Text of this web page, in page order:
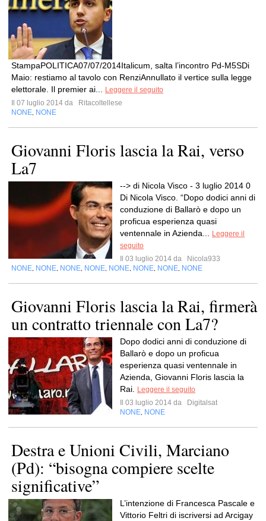
StampaPOLITICA07/07/2014Italicum, salta l’incontro Pd-M5SDi
Maio: restiamo al tavolo con RenziAnnullato il vertice sulla legge
elettorale. Il premier ai...
Leggere il seguito
Il 07 luglio 2014 da
Ritacoltellese
NONE NONE
Giovanni Floris lascia la Rai, verso
La7
--> di Nicola Visco - 3 luglio 2014 0
Di Nicola Visco. “Dopo dodici anni di
conduzione di Ballarò e dopo un
proficua esperienza quasi
ventennale in Azienda...
Leggere il
seguito
Il 03 luglio 2014 da
Nicola933
NONE NONE NONE NONE NONE NONE NONE NONE
Giovanni Floris lascia la Rai, firmerà
un contratto triennale con La7?
Dopo dodici anni di conduzione di
Ballarò e dopo un proficua
esperienza quasi ventennale in
Azienda, Giovanni Floris lascia la
Rai.
Leggere il seguito
Il 03 luglio 2014 da
Digitalsat
NONE NONE
Destra e Unioni Civili, Marciano
(Pd): “bisogna compiere scelte
significative”
L’intenzione di Francesca Pascale e
Vittorio Feltri di iscriversi ad Arcigay